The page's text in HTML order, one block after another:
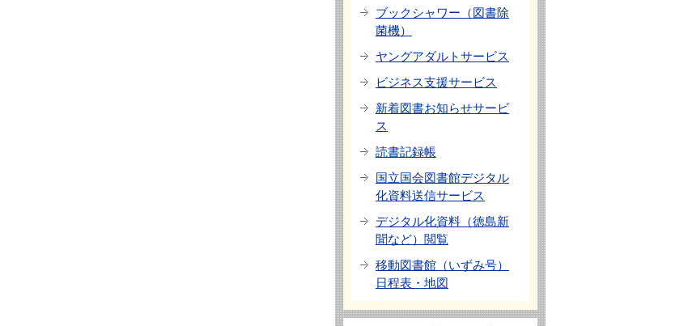
ブックシャワー（図書除
菌機）
ヤングアダルトサービス
ビジネス支援サービス
新着図書お知らせサービ
ス
読書記録帳
国立国会図書館デジタル
化資料送信サービス
デジタル化資料（徳島新
聞など）閲覧
移動図書館（いずみ号）
日程表・地図